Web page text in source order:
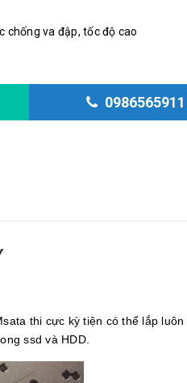
chống va đập, tốc độ cao
0986565911
thi cực kỳ tiện có thể lắp
ssd và HDD.